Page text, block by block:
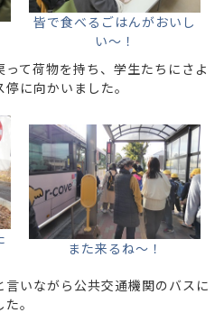
皆で食べるごはんがおいし
い～！
て荷物を持ち、学生たちにさよ
に向かいました。
また来るね～！
いながら公共交通機関のバスに
。